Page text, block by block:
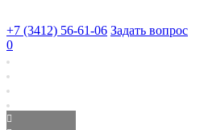
+7 (3412) 56-61-06 Задать вопрос
0